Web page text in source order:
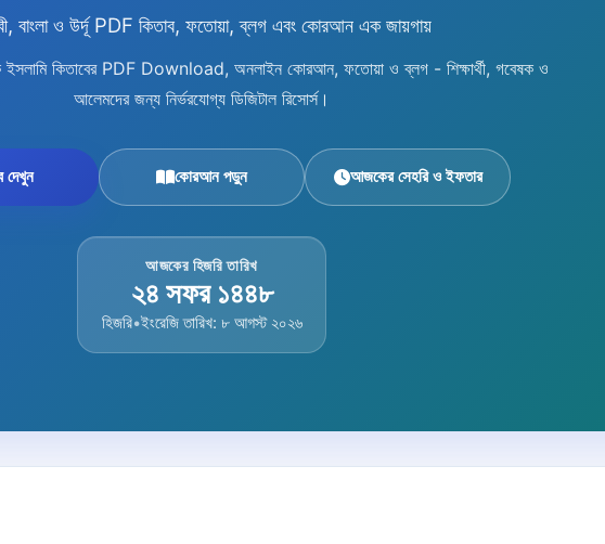
বাংলা ও উর্দূ PDF কিতাব, ফতোয়া, ব্লগ এবং কোরআন এক জায়গায়
ইসলামি কিতাবের PDF Download, অনলাইন কোরআন, ফতোয়া ও ব্লগ - শিক্ষার্থী, গবেষক ও
আলেমদের জন্য নির্ভরযোগ্য ডিজিটাল রিসোর্স।
দেখুন কোরআন পড়ুন আজকের সেহরি ও ইফতার
আজকের হিজরি তারিখ
২৪ সফর ১৪৪৮
হিজরি•ইংরেজি তারিখ: ৮ আগস্ট ২০২৬